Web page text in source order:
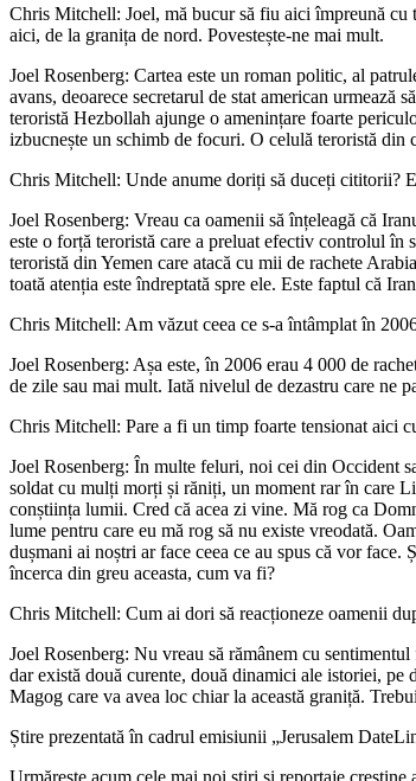
Chris Mitchell: Joel, mă bucur să fiu aici împreună
aici, de la granița de nord. Povestește-ne mai mult.
Joel Rosenberg: Cartea este un roman politic, al
avans, deoarece secretarul de stat american
teroristă Hezbollah ajunge o amenințare foarte
izbucnește un schimb de focuri. O celulă teroristă
Chris Mitchell: Unde anume doriți să duceți cititorii?
Joel Rosenberg: Vreau ca oamenii să înțeleagă că
este o forță teroristă care a preluat efectiv controlul
teroristă din Yemen care atacă cu mii de rachete
toată atenția este îndreptată spre ele. Este faptul că
Chris Mitchell: Am văzut ceea ce s-a întâmplat în
Joel Rosenberg: Așa este, în 2006 erau 4 000 de
de zile sau mai mult. Iată nivelul de dezastru care ne
Chris Mitchell: Pare a fi un timp foarte tensionat aici
Joel Rosenberg: În multe feluri, noi cei din Occident
soldat cu mulți morți și răniți, un moment rar în care
conștiința lumii. Cred că acea zi vine. Mă rog ca
lume pentru care eu mă rog să nu existe vreodată.
dușmani ai noștri ar face ceea ce au spus că vor
încerca din greu aceasta, cum va fi?
Chris Mitchell: Cum ai dori să reacționeze oamenii
Joel Rosenberg: Nu vreau să rămânem cu
dar există două curente, două dinamici ale istoriei, pe
Magog care va avea loc chiar la această graniță.
Știre prezentată în cadrul emisiunii „Jerusalem
Urmărește acum cele mai noi știri și reportaje